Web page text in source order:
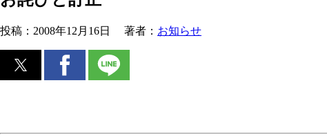
投稿： 2008年12月16日 著者： お知らせ